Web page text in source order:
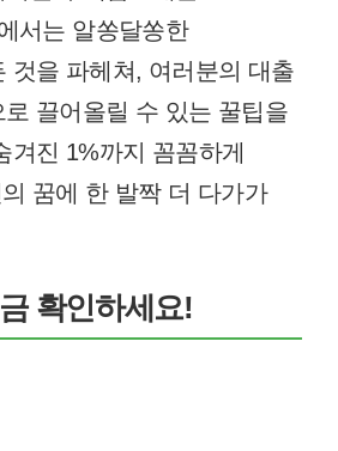
서는 알쏭달쏭한
것을 파헤쳐, 여러분의 대출
끌어올릴 수 있는 꿀팁을
겨진 1%까지 꼼꼼하게
꿈에 한 발짝 더 다가가
확인하세요!